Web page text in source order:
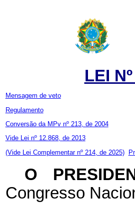
LEI
Mensagem de veto
Regulamento
Conversão da MPv nº 213, de 2004
Vide Lei nº 12.868, de 2013
(Vide Lei Complementar nº 214, de 2025)
O
Congresso